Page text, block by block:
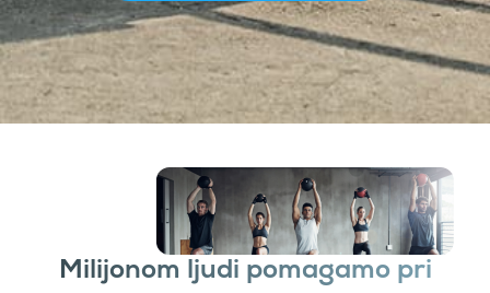
Milijonom ljudi pomagamo pri